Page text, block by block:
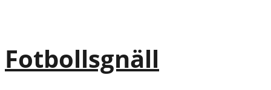
Fotbollsgnäll